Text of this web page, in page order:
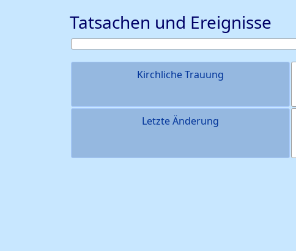
Tatsachen und Ereignisse
Kirchliche Trauung
Letzte Änderung